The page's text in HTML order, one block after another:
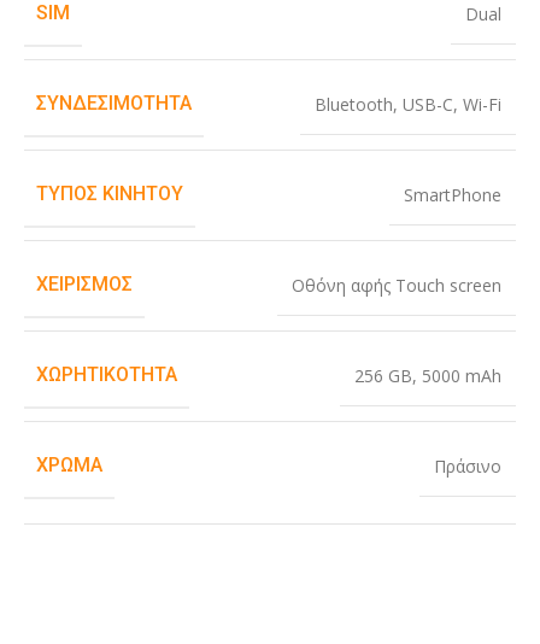
SIM Dual
ΣΥΝΔΕΣΙΜΌΤΗΤΑ Bluetooth, USB-C, Wi-Fi
ΤΎΠΟΣ ΚΙΝΗΤΟΎ SmartPhone
ΧΕΙΡΙΣΜΌΣ Οθόνη αφής Touch screen
ΧΩΡΗΤΙΚΌΤΗΤΑ 256 GB, 5000 mAh
ΧΡΏΜΑ Πράσινο